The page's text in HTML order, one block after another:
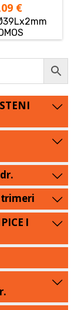
€
trimeri
I